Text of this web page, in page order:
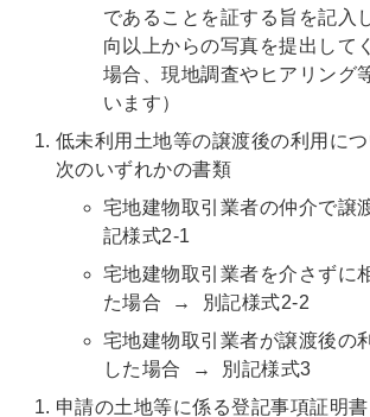
であることを証する旨を記入
向以上からの写真を提出して
場合、現地調査やヒアリング
います）
低未利用土地等の譲渡後の利用に
次のいずれかの書類
宅地建物取引業者の仲介で
記様式2-1
宅地建物取引業者を介さずに
た場合 → 別記様式2-2
宅地建物取引業者が譲渡後の
した場合 → 別記様式3
申請の土地等に係る登記事項証明書